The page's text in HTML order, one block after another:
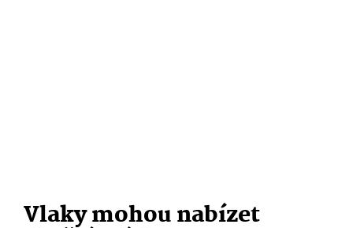
Vlaky mohou nabízet